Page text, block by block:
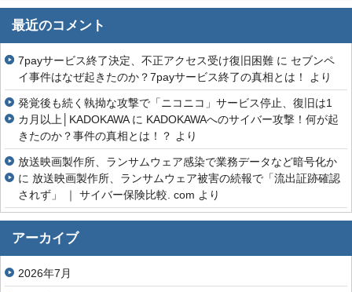
最近のコメント
7payサービス終了決定、不正アクセス受け復旧困難 に セブンペ
イ事件はなぜ起きたのか？7payサービス終了の真相とは！
より
発覚後も続く執拗な攻撃で「ニコニコ」サービス停止、復旧は1
カ月以上│KADOKAWAに KADOKAWAへのサイバー攻撃！何が起
きたのか？事件の真相とは！？ より
放送映画製作所、ランサムウェア感染で業務データなど暗号化か
に 放送映画製作所、ランサムウェア被害の続報で「流出証跡確認
されず」 ｜ サイバー保険比較. com より
アーカイブ
2026年7月